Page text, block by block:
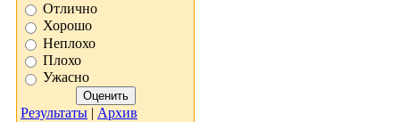
Отлично
Хорошо
Неплохо
Плохо
Ужасно
Результаты | Архив